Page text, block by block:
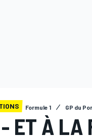
Formule 1 GP du
ET À LA